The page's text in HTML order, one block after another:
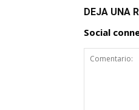
DEJA UNA
Social